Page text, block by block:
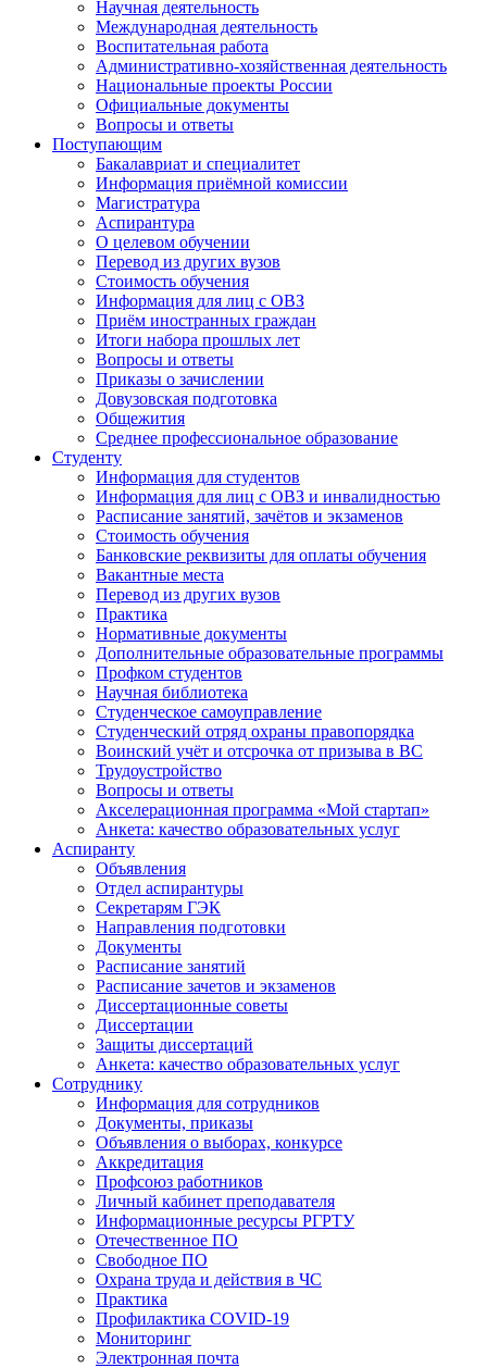
Научная деятельность
Международная деятельность
Воспитательная работа
Административно-хозяйственная деятельность
Национальные проекты России
Официальные документы
Вопросы и ответы
Поступающим
Бакалавриат и специалитет
Информация приёмной комиссии
Магистратура
Аспирантура
О целевом обучении
Перевод из других вузов
Стоимость обучения
Информация для лиц с ОВЗ
Приём иностранных граждан
Итоги набора прошлых лет
Вопросы и ответы
Приказы о зачислении
Довузовская подготовка
Общежития
Среднее профессиональное образование
Студенту
Информация для студентов
Информация для лиц с ОВЗ и инвалидностью
Расписание занятий, зачётов и экзаменов
Стоимость обучения
Банковские реквизиты для оплаты обучения
Вакантные места
Перевод из других вузов
Практика
Нормативные документы
Дополнительные образовательные программы
Профком студентов
Научная библиотека
Студенческое самоуправление
Студенческий отряд охраны правопорядка
Воинский учёт и отсрочка от призыва в ВС
Трудоустройство
Вопросы и ответы
Акселерационная программа «Мой стартап»
Анкета: качество образовательных услуг
Аспиранту
Объявления
Отдел аспирантуры
Секретарям ГЭК
Направления подготовки
Документы
Расписание занятий
Расписание зачетов и экзаменов
Диссертационные советы
Диссертации
Защиты диссертаций
Анкета: качество образовательных услуг
Сотруднику
Информация для сотрудников
Документы, приказы
Объявления о выборах, конкурсе
Аккредитация
Профсоюз работников
Личный кабинет преподавателя
Информационные ресурсы РГРТУ
Отечественное ПО
Свободное ПО
Охрана труда и действия в ЧС
Практика
Профилактика COVID-19
Мониторинг
Электронная почта